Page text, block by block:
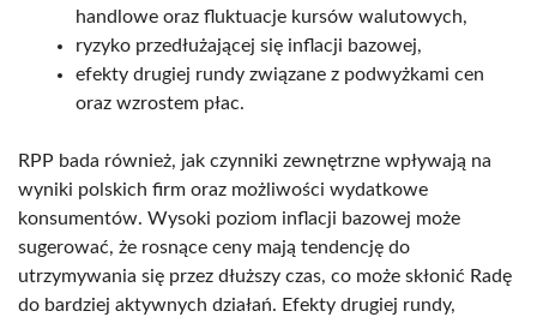
handlowe oraz fluktuacje kursów walutowych,
ryzyko przedłużającej się inflacji bazowej,
efekty drugiej rundy związane z podwyżkami cen
oraz wzrostem płac.
RPP bada również, jak czynniki zewnętrzne wpływają na
wyniki polskich firm oraz możliwości wydatkowe
konsumentów. Wysoki poziom inflacji bazowej może
sugerować, że rosnące ceny mają tendencję do
utrzymywania się przez dłuższy czas, co może skłonić Radę
do bardziej aktywnych działań. Efekty drugiej rundy,